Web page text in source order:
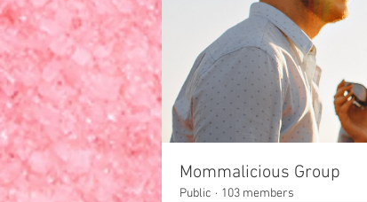
HOME Your Family
Mommalicious Group
Public · 103 members